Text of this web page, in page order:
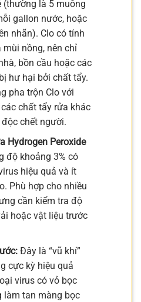
(thường là 5 muỗng
gallon nước, hoặc
nhãn). Clo có tính
mùi nồng, nên chỉ
bồn cầu hoặc các
hư hại bởi chất tẩy.
pha trộn Clo với
chất tẩy rửa khác
chết người.
Hydrogen Peroxide
độ khoảng 3% có
hiệu quả và ít
Phù hợp cho nhiều
cần kiểm tra độ
hoặc vật liệu trước
Đây là “vũ khí”
cực kỳ hiệu quả
virus có vỏ bọc
làm tan màng bọc